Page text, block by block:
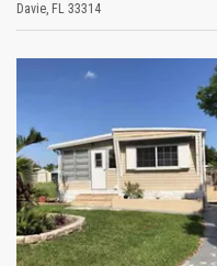
Davie, FL 33314